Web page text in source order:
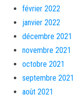
février 2022
janvier 2022
décembre 2021
novembre 2021
octobre 2021
septembre 2021
août 2021